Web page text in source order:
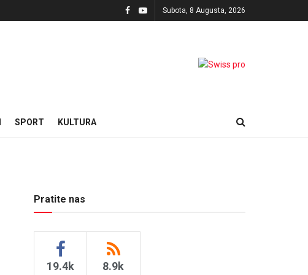
Subota, 8 Augusta, 2026
SPORT KULTURA
Pratite nas
19.4k 8.9k